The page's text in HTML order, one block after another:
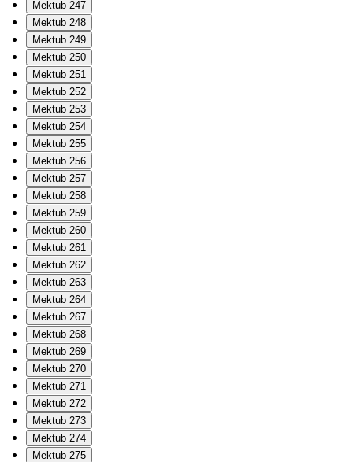
Mektub 247
Mektub 248
Mektub 249
Mektub 250
Mektub 251
Mektub 252
Mektub 253
Mektub 254
Mektub 255
Mektub 256
Mektub 257
Mektub 258
Mektub 259
Mektub 260
Mektub 261
Mektub 262
Mektub 263
Mektub 264
Mektub 267
Mektub 268
Mektub 269
Mektub 270
Mektub 271
Mektub 272
Mektub 273
Mektub 274
Mektub 275